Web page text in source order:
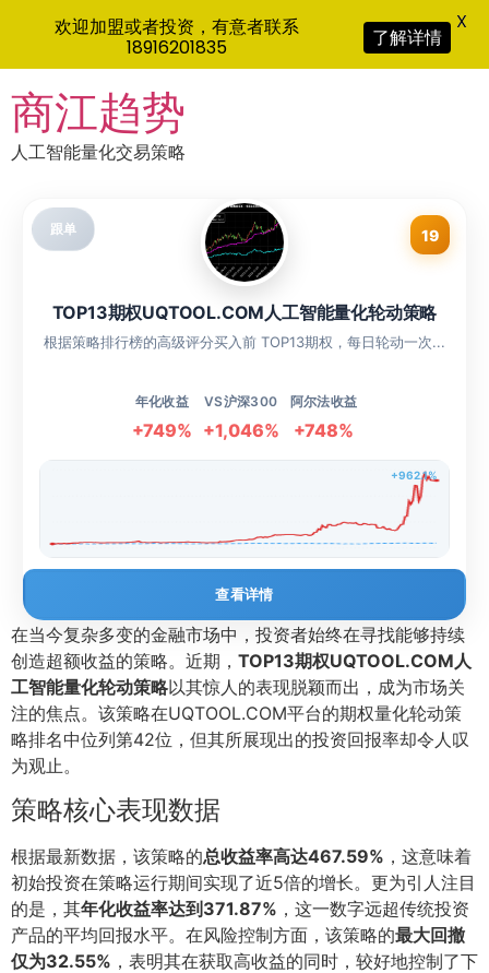
to
content
商江趋势
人工智能量化交易策略
跟单 19
TOP13期权UQTOOL.COM人工智能量化轮动策略
根据策略排行榜的高级评分买入前 TOP13期权，每日轮动一次...
年化收益
+749%
VS沪深300
+1,046%
阿尔法收益
+748%
+962.1%
查看详情
在当今复杂多变的金融市场中，投资者始终在寻找能够持续
创造超额收益的策略。近期， TOP13期权UQTOOL.COM人
工智能量化轮动策略以其惊人的表现脱颖而出，成为市场关
注的焦点。该策略在UQTOOL.COM平台的期权量化轮动策
略排名中位列第42位，但其所展现出的投资回报率却令人叹
为观止。
策略核心表现数据
根据最新数据，该策略的总收益率高达467.59% ，这意味着
初始投资在策略运行期间实现了近5倍的增长。更为引人注目
的是，其年化收益率达到371.87% ，这一数字远超传统投资
产品的平均回报水平。在风险控制方面，该策略的最大回撤
仅为32.55% ，表明其在获取高收益的同时，较好地控制了下
欢迎加盟或者投资，有意者联系
18916201835
了解详情
X